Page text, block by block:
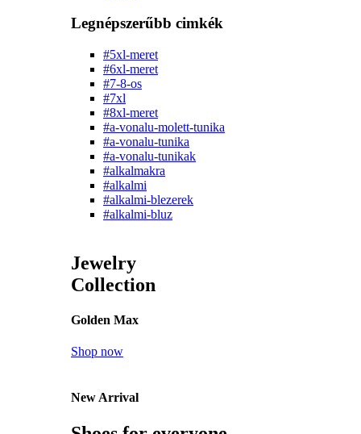
Legnépszerűbb cimkék
#5xl-meret
#6xl-meret
#7-8-os
#7xl
#8xl-meret
#a-vonalu-molett-tunika
#a-vonalu-tunika
#a-vonalu-tunikak
#alkalmakra
#alkalmi
#alkalmi-blezerek
#alkalmi-bluz
Jewelry
Collection
Golden Max
Shop now
New Arrival